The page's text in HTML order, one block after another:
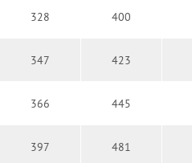
328 400
347 423
366 445
397 481